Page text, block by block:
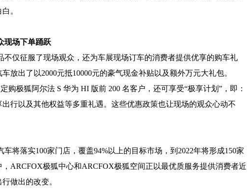
。
现场下单踊跃
不仅征服了现场观众，还为车展现场订车的消费者提供优享的购车礼
放出了以2000元抵10000元的豪气现金补贴以及额外万元大礼包。
购极狐阿尔法 S 华为 HI 版前 200 名客户，还可享受“极享计划”，即：
行以及其他权益等多重礼遇。这些优惠政策也让现场的观众心动不
车将落实100家门店，覆盖94%以上的目标市场，到2022年将形成150家
ARCFOX极狐中心和ARCFOX极狐空间正以最优质服务提供消费者近
做出的改变。